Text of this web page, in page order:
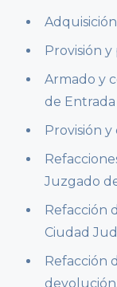
Provisión
Armado y
de Entrada
Provisión y
Juzgado
Refacción
Ciudad
Refacción
devolución.